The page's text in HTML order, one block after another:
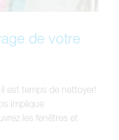
de votre
est temps de nettoyer!
implique
les fenêtres et